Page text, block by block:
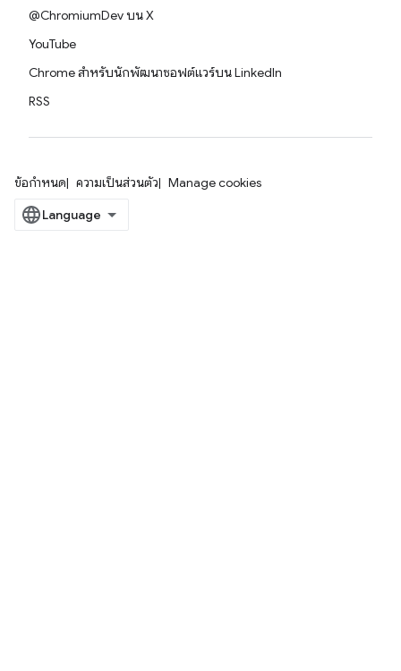
@ChromiumDev บน X
YouTube
Chrome สำหรับนักพัฒนาซอฟต์แวร์บน LinkedIn
RSS
ข้อกำหนด ความเป็นส่วนตัว Manage cookies